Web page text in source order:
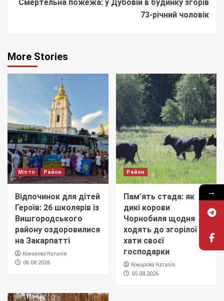
Смертельна пожежа: у Дубовій в будинку згорів
73-річний чоловік
More Stories
Місто Район
Відпочинок для дітей
Героїв: 26 школярів із
Вишгородського
району оздоровилися
на Закарпатті
Комарова Наталія
06.08.2026
Район
Пам’ять стада: як
дикі корови
Чорнобиля щодня
ходять до згорілої
хати своєї
господарки
Комарова Наталія
05.08.2026
→